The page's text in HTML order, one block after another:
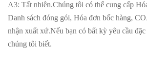
A3: Tất nhiên.Chúng tôi có thể cung cấp
Danh sách đóng gói, Hóa đơn bốc hàng,
nhận xuất xứ.Nếu bạn có bất kỳ yêu cầu
chúng tôi biết.